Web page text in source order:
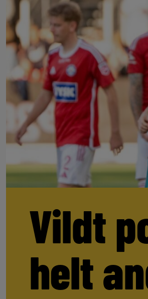
Vildt
helt